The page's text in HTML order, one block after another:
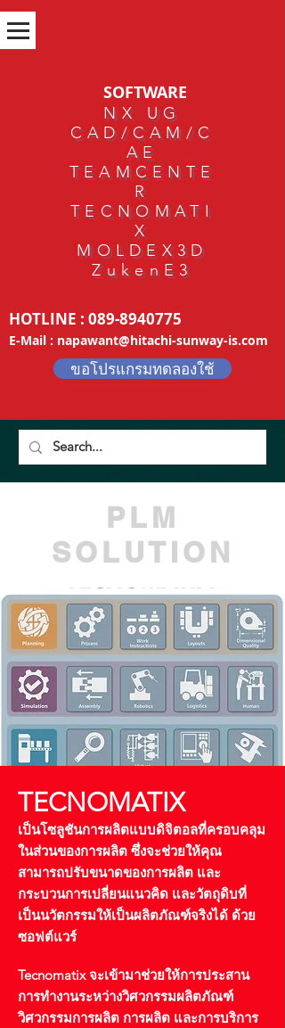
SOFTWARE
NX UG
CAD/CAM/C
AE
TEAMCENTE
R
TECNOMATI
X
MOLDEX3D
ZukenE3
HOTLINE : 089-8940775
E-Mail : napawant@hitachi-sunway-is.com
ขอโปรแกรมทดลองใช้
PLM
SOLUTION
TECNOMATIX
เป็นโซลูชันการผลิตแบบดิจิตอลที่ครอบคลุม
ในส่วนของการผลิต ซึ่งจะช่วยให้คุณ
สามารถปรับขนาดของการผลิต และ
กระบวนการเปลี่ยนแนวคิด และวัตถุดิบที่
เป็นนวัตกรรมให้เป็นผลิตภัณฑ์จริงได้ ด้วย
ซอฟต์แวร์
Tecnomatix จะเข้ามาช่วยให้การประสาน
การทำงานระหว่างวิศวกรรมผลิตภัณฑ์
วิศวกรรมการผลิต การผลิต และการบริการ